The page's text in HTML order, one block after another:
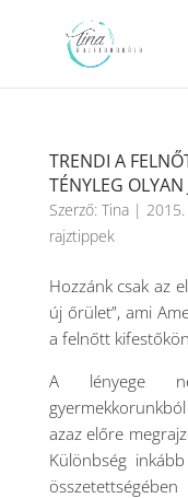
TRENDI A
TÉNYLEG OLYAN
Szerző: Tina|
rajztippek
Hozzánk csak az
új őrület”, ami
a felnőtt
A lényege
azaz előre
Különbség